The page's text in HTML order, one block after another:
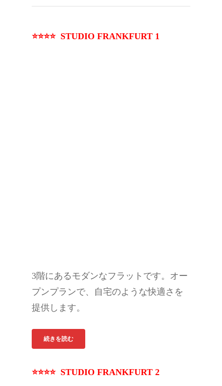
⭐⭐⭐⭐ STUDIO FRANKFURT 1
3階にあるモダンなフラットです。オー
プンプランで、自宅のような快適さを
提供します。
続きを読む
⭐⭐⭐⭐ STUDIO FRANKFURT 2